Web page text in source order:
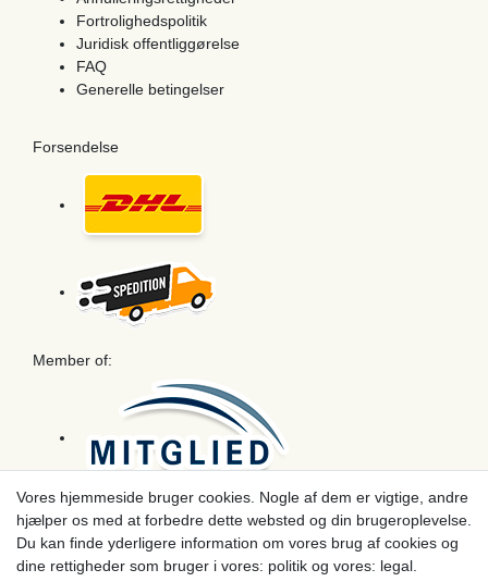
Fortrolighedspolitik
Juridisk offentliggørelse
FAQ
Generelle betingelser
Forsendelse
Member of:
Betaling
Vores hjemmeside bruger cookies. Nogle af dem er vigtige, andre
hjælper os med at forbedre dette websted og din brugeroplevelse.
Du kan finde yderligere information om vores brug af cookies og
dine rettigheder som bruger i vores: politik og vores: legal.